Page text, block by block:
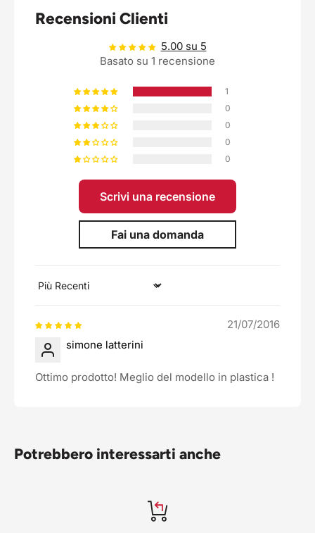
Recensioni Clienti
5.00 su 5
Basato su 1 recensione
1
0
0
0
0
Scrivi una recensione
Fai una domanda
Sort by
21/07/2016
simone latterini
Ottimo prodotto! Meglio del modello in plastica !
Potrebbero interessarti anche